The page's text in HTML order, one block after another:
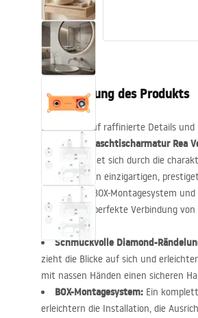
Duschen
Küche
Badezimmerzubehör und
Beschreibung des Produkts
Setzen Sie auf raffinierte Details
Unterputz- Waschtischarmatur Rea
Modell zeichnet sich durch die
Armatur einen einzigartigen,
innovativen
BOX-Montagesystem
Armatur die perfekte Verbindung
Schmuckvolle Diamond-
zieht die Blicke auf sich und
mit nassen Händen einen sicheren
BOX-Montagesystem: Ein
erleichtern die Installation, die